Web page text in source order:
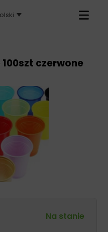
Primary
czerwone
Na stanie